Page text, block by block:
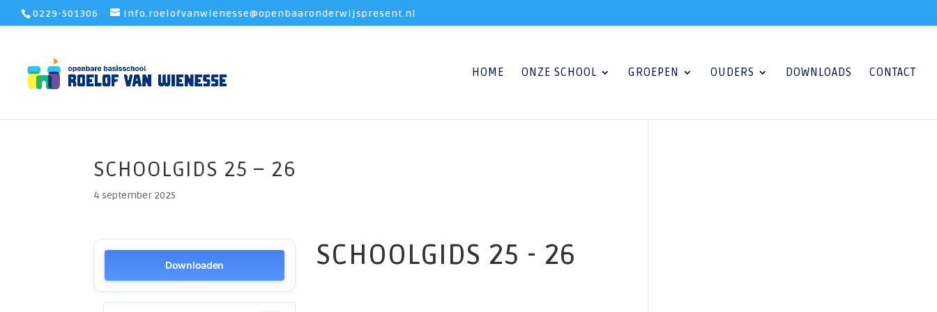
0229-501306 info.roelofvanwienesse@openbaaronderwijspresent.nl
HOME ONZE SCHOOL GROEPEN OUDERS DOWNLOADS CONTACT
SCHOOLGIDS 25 – 26
4 september 2025
Downloaden SCHOOLGIDS 25 - 26